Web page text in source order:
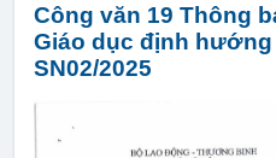
Công văn 19 Thông
Giáo dục định hướng
SN02/2025